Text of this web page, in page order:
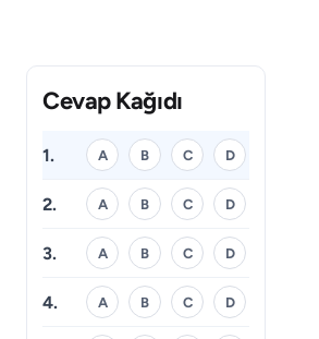
Cevap Kağıdı
1. A B C D
2. A B C D
3. A B C D
4. A B C D